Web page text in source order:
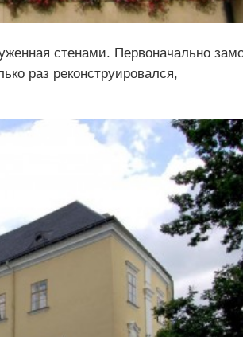
стенами. Первоначально
раз реконструировался,